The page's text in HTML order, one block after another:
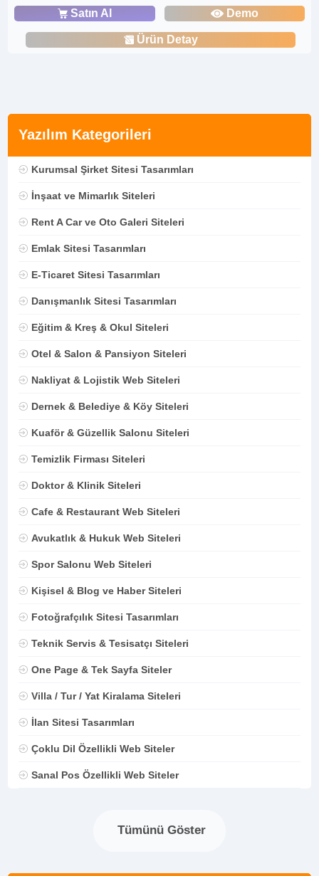
Yazılım Kategorileri
Kurumsal Şirket Sitesi Tasarımları
İnşaat ve Mimarlık Siteleri
Rent A Car ve Oto Galeri Siteleri
Emlak Sitesi Tasarımları
E-Ticaret Sitesi Tasarımları
Danışmanlık Sitesi Tasarımları
Eğitim & Kreş & Okul Siteleri
Otel & Salon & Pansiyon Siteleri
Nakliyat & Lojistik Web Siteleri
Dernek & Belediye & Köy Siteleri
Kuaför & Güzellik Salonu Siteleri
Temizlik Firması Siteleri
Doktor & Klinik Siteleri
Cafe & Restaurant Web Siteleri
Avukatlık & Hukuk Web Siteleri
Spor Salonu Web Siteleri
Kişisel & Blog ve Haber Siteleri
Fotoğrafçılık Sitesi Tasarımları
Teknik Servis & Tesisatçı Siteleri
One Page & Tek Sayfa Siteler
Villa / Tur / Yat Kiralama Siteleri
İlan Sitesi Tasarımları
Çoklu Dil Özellikli Web Siteler
Sanal Pos Özellikli Web Siteler
Tümünü Göster
Satın Al Demo
Ürün Detay